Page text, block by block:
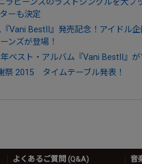
ーも決定
Vani BestII』発売記念！アイドル企
ンズが登場！
ベスト・アルバム『Vani BestII』
祭 2015 タイムテーブル発表！
よくあるご質問 (Q&A) 音